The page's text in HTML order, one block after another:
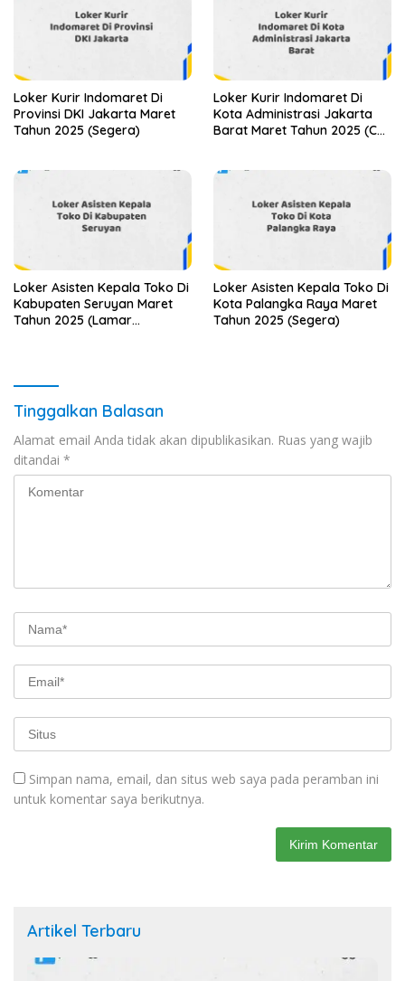
Loker Kurir Indomaret Di
Provinsi DKI Jakarta Maret
Tahun 2025 (Segera)
Loker Kurir Indomaret Di
Kota Administrasi Jakarta
Barat Maret Tahun 2025 (Cek
Loker Asisten Kepala Toko Di
Kabupaten Seruyan Maret
Tahun 2025 (Lamar
Loker Asisten Kepala Toko Di
Kota Palangka Raya Maret
Tahun 2025 (Segera)
Tinggalkan Balasan
Alamat email Anda tidak akan dipublikasikan. Ruas yang wajib
ditandai *
Simpan nama, email, dan situs web saya pada peramban ini
untuk komentar saya berikutnya.
Artikel Terbaru